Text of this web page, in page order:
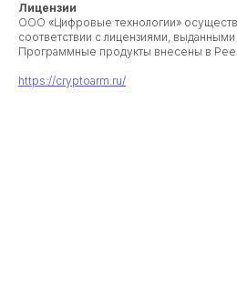
Лицензии
ООО «Цифровые технологии»
соответствии с лицензиями,
Программные продукты внесены в
https://cryptoarm.ru/